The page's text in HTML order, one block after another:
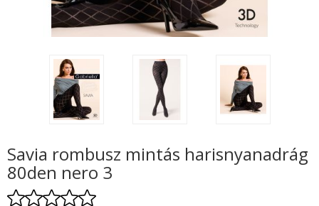
Savia rombusz mintás harisnyanadrág
80den nero 3